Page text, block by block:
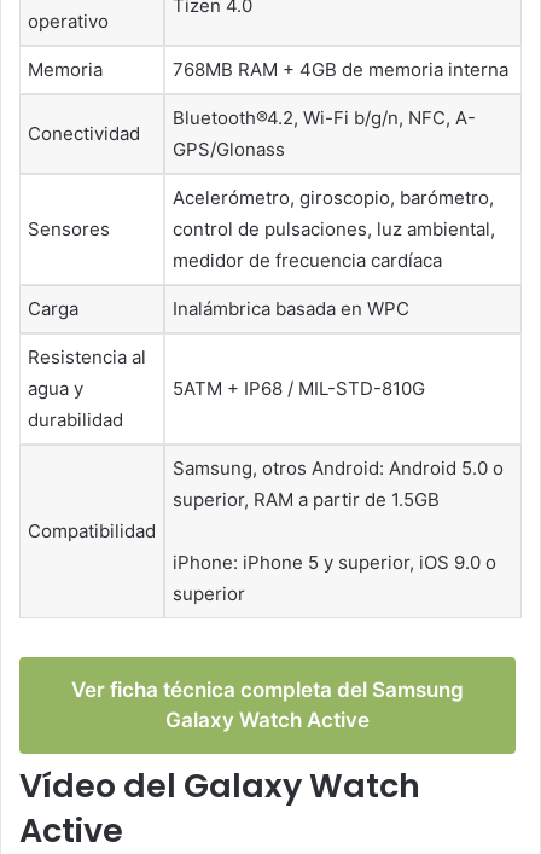
operativo
Tizen 4.0
Memoria 768MB RAM + 4GB de memoria interna
Conectividad
Bluetooth®4.2, Wi-Fi b/g/n, NFC, A-
GPS/Glonass
Sensores
Acelerómetro, giroscopio, barómetro,
control de pulsaciones, luz ambiental,
medidor de frecuencia cardíaca
Carga Inalámbrica basada en WPC
Resistencia al
agua y
durabilidad
5ATM + IP68 / MIL-STD-810G
Compatibilidad
Samsung, otros Android: Android 5.0 o
superior, RAM a partir de 1.5GB
iPhone: iPhone 5 y superior, iOS 9.0 o
superior
Ver ficha técnica completa del Samsung
Galaxy Watch Active
Vídeo del Galaxy Watch
Active